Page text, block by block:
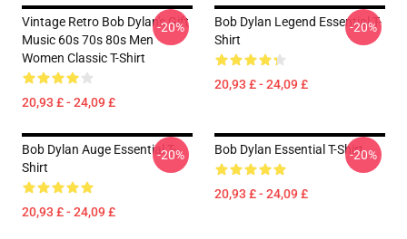
Vintage Retro Bob Dylan's Gift
Music 60s 70s 80s Men
Women Classic T-Shirt
20,93 £ - 24,09 £
-20%
Bob Dylan Legend Essential T-
Shirt
20,93 £ - 24,09 £
-20%
Bob Dylan Auge Essential T-
Shirt
20,93 £ - 24,09 £
-20% Bob Dylan Essential T-Shirt
20,93 £ - 24,09 £
-20%